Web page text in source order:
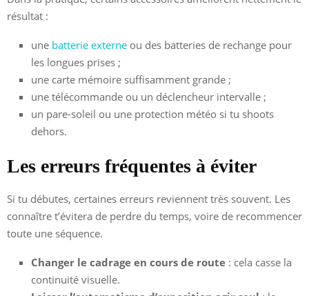
résultat :
une batterie externe ou des batteries de rechange pour
les longues prises ;
une carte mémoire suffisamment grande ;
une télécommande ou un déclencheur intervalle ;
un pare-soleil ou une protection météo si tu shoots
dehors.
Les erreurs fréquentes à éviter
Si tu débutes, certaines erreurs reviennent très souvent. Les
connaître t’évitera de perdre du temps, voire de recommencer
toute une séquence.
Changer le cadrage en cours de route : cela casse la
continuité visuelle.